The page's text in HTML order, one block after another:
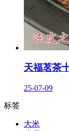
天福茗茶
25-07-09
标签
大米